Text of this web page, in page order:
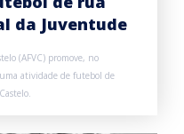
da Juventude
(AFVC) promove, no
atividade de futebol de